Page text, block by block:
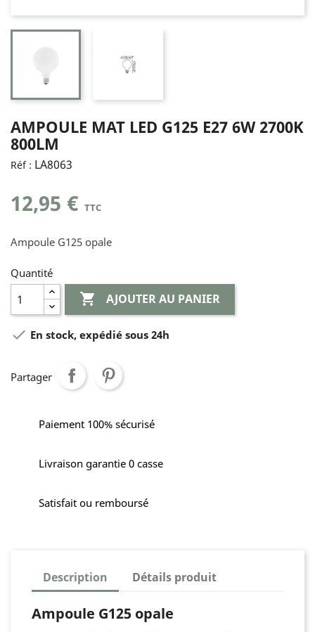
AMPOULE MAT LED G125 E27 6W 2700K
800LM
Réf : LA8063
12,95 € TTC
Ampoule G125 opale
Quantité
 AJOUTER AU PANIER
 En stock, expédié sous 24h
Partager
Paiement 100% sécurisé
Livraison garantie 0 casse
Satisfait ou remboursé
Description Détails produit
Ampoule G125 opale